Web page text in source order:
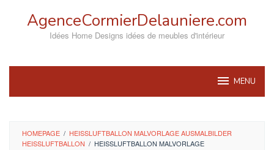
AgenceCormierDelauniere.com
Idées Home Designs idées de meubles d'intérieur
MENU
HOMEPAGE / HEISSLUFTBALLON MALVORLAGE AUSMALBILDER H
EISSLUFTBALLON
/ HEISSLUFTBALLON MALVORLAGE